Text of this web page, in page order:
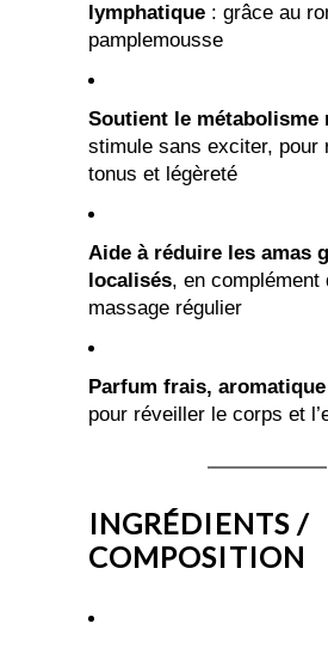
lymphatique : grâce au
pamplemousse
Soutient le métabolisme
stimule sans exciter, pour
tonus et légèreté
Aide à réduire les amas
localisés, en complément
massage régulier
Parfum frais,
pour réveiller le corps et
INGRÉDIENTS /
COMPOSITION